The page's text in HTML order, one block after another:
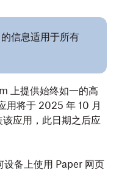
信息适用于所有
上提供始终如一的高
用将于 2025 年 10 月
应用，此日期之后应
设备上使用 Paper 网页